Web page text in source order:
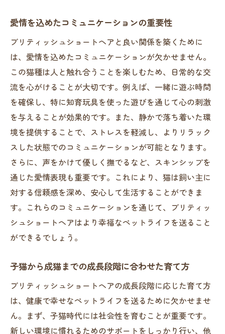
猫のストレスを減らす生活環境の工夫
多頭飼いの際の注意点と工夫
ペットライフを充実させるための情報源
ブリーダーからのアドバイスを活かす方法
信頼のブリーダーが語る子猫選びのポイントと
注意点
健康なブリティッシュショートヘアを見極
めるコツ
見学時に確認すべきポイント
初めての飼い主が知るべき選び方の基本
ブリーダーとのコミュニケーションの取り
方
子猫の性格を見極める方法
ブリーダーの経験から学ぶブリティッシュショ
ートヘアとの接し方
日々の接し方で変わる猫の性格
愛情を持って接するための心構え
相手を理解するための観察力
愛情を込めたコミュニケーションの重要性
ブリティッシュショートヘアと良い関係を築くために
は、愛情を込めたコミュニケーションが欠かせません。
この猫種は人と触れ合うことを楽しむため、日常的な交
流を心がけることが大切です。例えば、一緒に遊ぶ時間
を確保し、特に知育玩具を使った遊びを通じて心の刺激
を与えることが効果的です。また、静かで落ち着いた環
境を提供することで、ストレスを軽減し、よりリラック
スした状態でのコミュニケーションが可能となります。
さらに、声をかけて優しく撫でるなど、スキンシップを
通じた愛情表現も重要です。これにより、猫は飼い主に
対する信頼感を深め、安心して生活することができま
す。これらのコミュニケーションを通じて、ブリティッ
シュショートヘアはより幸福なペットライフを送ること
ができるでしょう。
子猫から成猫までの成長段階に合わせた育て方
ブリティッシュショートヘアの成長段階に応じた育て方
は、健康で幸せなペットライフを送るために欠かせませ
ん。まず、子猫時代には社会性を育むことが重要です。
新しい環境に慣れるためのサポートをしっかり行い、他